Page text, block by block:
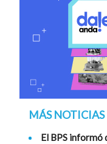
MÁS NOTICIAS
El BPS informó